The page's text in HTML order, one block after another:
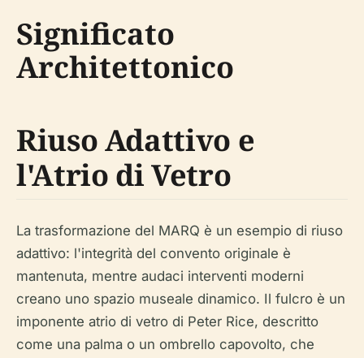
Significato
Architettonico
Riuso Adattivo e
l'Atrio di Vetro
La trasformazione del MARQ è un esempio di riuso
adattivo: l'integrità del convento originale è
mantenuta, mentre audaci interventi moderni
creano uno spazio museale dinamico. Il fulcro è un
imponente atrio di vetro di Peter Rice, descritto
come una palma o un ombrello capovolto, che